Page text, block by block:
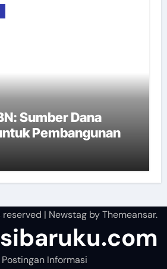
Sumber Dana
Pembangunan
| NewstagbyThemeansar.
Postingan Informasi